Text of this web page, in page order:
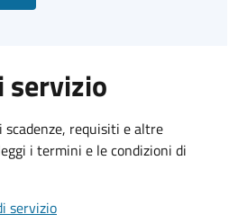
servizio
scadenze, requisiti e altre
i termini e le condizioni di
servizio